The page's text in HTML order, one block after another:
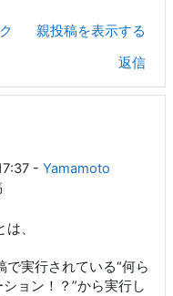
親投稿を表示する
返信
- Yamamoto
、
で実行されている“何ら
ョン！？”から実行し